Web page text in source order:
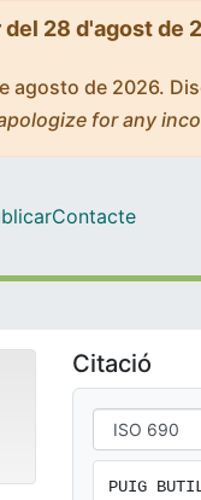
28 d'agost de
agosto de 2026.
for any
Contacte
Citació
PUIG